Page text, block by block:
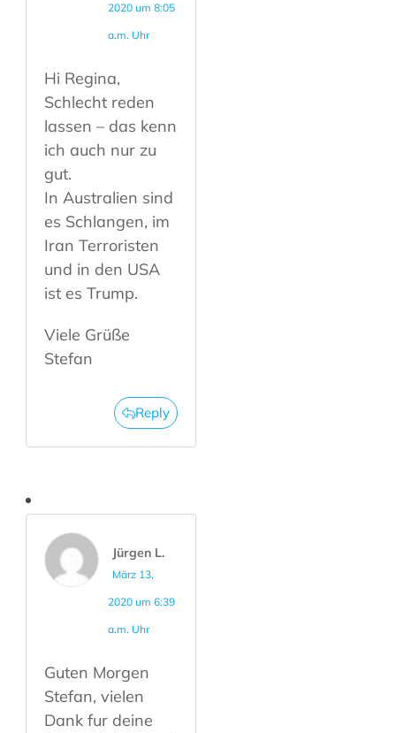
2020 um 8:05
a.m. Uhr
Hi Regina,
Schlecht reden
lassen – das kenn
ich auch nur zu
gut.
In Australien sind
es Schlangen, im
Iran Terroristen
und in den USA
ist es Trump.
Viele Grüße
Stefan
Reply
Jürgen L.
März 13,
2020 um 6:39
a.m. Uhr
Guten Morgen
Stefan, vielen
Dank fur deine